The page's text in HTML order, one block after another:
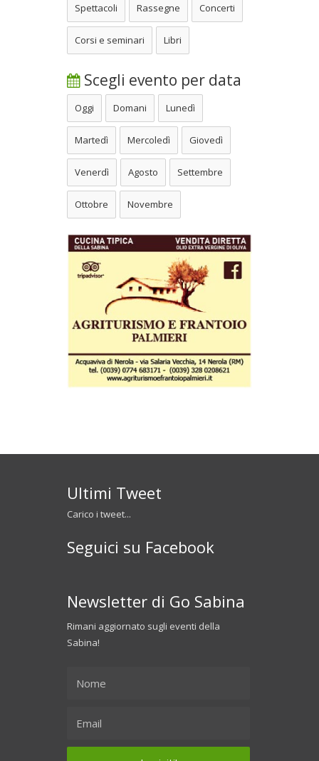
Spettacoli Rassegne Concerti
Corsi e seminari Libri
Scegli evento per data
Oggi Domani Lunedì
Martedì Mercoledì Giovedì
Venerdì Agosto Settembre
Ottobre Novembre
Ultimi Tweet
Carico i tweet...
Seguici su Facebook
Newsletter di Go Sabina
Rimani aggiornato sugli eventi della
Sabina!